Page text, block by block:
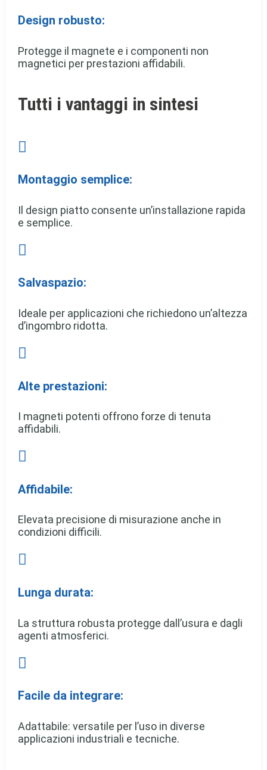
Design robusto:
Protegge il magnete e i componenti non
magnetici per prestazioni affidabili.
Tutti i vantaggi in sintesi

Montaggio semplice:
Il design piatto consente un’installazione rapida
e semplice.

Salvaspazio:
Ideale per applicazioni che richiedono un’altezza
d’ingombro ridotta.

Alte prestazioni:
I magneti potenti offrono forze di tenuta
affidabili.

Affidabile:
Elevata precisione di misurazione anche in
condizioni difficili.

Lunga durata:
La struttura robusta protegge dall’usura e dagli
agenti atmosferici.

Facile da integrare:
Adattabile: versatile per l’uso in diverse
applicazioni industriali e tecniche.